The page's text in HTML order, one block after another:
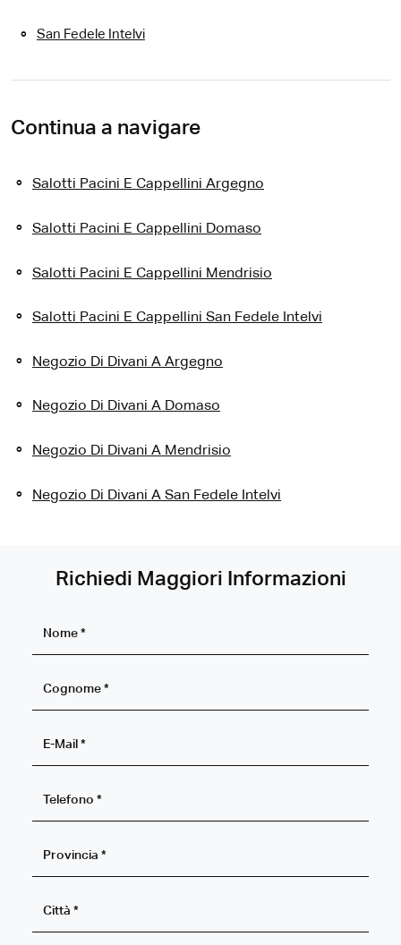
San Fedele Intelvi
Continua a navigare
Salotti Pacini E Cappellini Argegno
Salotti Pacini E Cappellini Domaso
Salotti Pacini E Cappellini Mendrisio
Salotti Pacini E Cappellini San Fedele Intelvi
Negozio Di Divani A Argegno
Negozio Di Divani A Domaso
Negozio Di Divani A Mendrisio
Negozio Di Divani A San Fedele Intelvi
Richiedi Maggiori Informazioni